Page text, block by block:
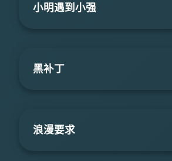
小明遇到小强
黑补丁
浪漫要求